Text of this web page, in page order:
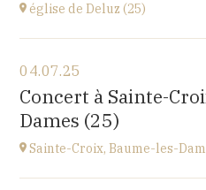
église de Deluz (25)
église Saint-Martin,
1 Rue de l'Église, 25960 Deluz
à13H30
04.07.25
Concert à Sainte-
Dames (25)
Sainte-Croix, Baume-les-